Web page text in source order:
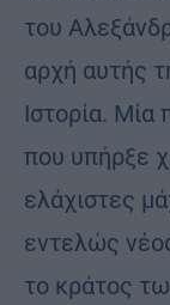
του
αρχή αυτής
Ιστορία. Μία
που υπήρξε
ελάχιστες
εντελώς
το κράτος